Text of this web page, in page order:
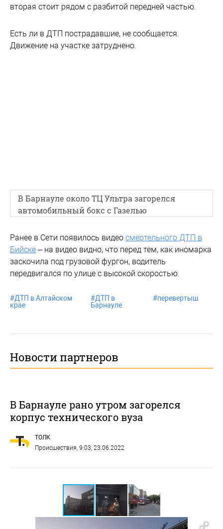
вторая стоит рядом с разбитой передней частью.
Есть ли в ДТП пострадавшие, не сообщается.
Движение на участке затруднено.
В Барнауле около ТЦ Ультра загорелся
автомобильный бокс с Газелью
Ранее в Сети появилось видео смертельного ДТП в
Бийске – на видео видно, что перед тем, как иномарка
заскочила под грузовой фургон, водитель
передвигался по улице с высокой скоростью.
#ДТП в Алтайском
крае
#ДТП в
Барнауле
#перевертыш
Новости партнеров
В Барнауле рано утром загорелся
корпус технического вуза
ТОЛК
Происшествия , 9:03, 23.06.2022